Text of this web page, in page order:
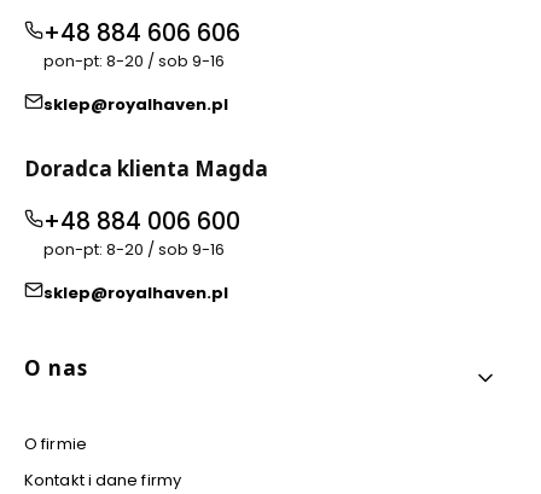
+48 884 606 606
pon-pt: 8-20 / sob 9-16
sklep@royalhaven.pl
Doradca klienta Magda
+48 884 006 600
pon-pt: 8-20 / sob 9-16
sklep@royalhaven.pl
Linki w stopce
O nas
O firmie
Kontakt i dane firmy